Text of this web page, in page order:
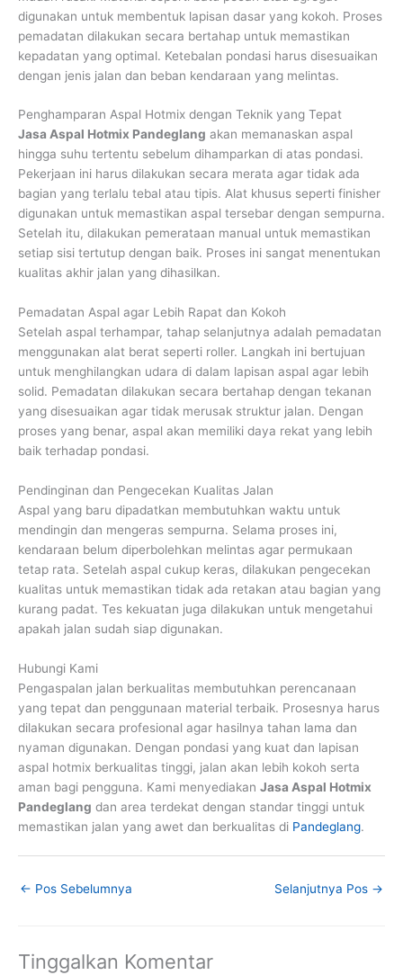
digunakan untuk membentuk lapisan dasar yang kokoh. Proses
pemadatan dilakukan secara bertahap untuk memastikan
kepadatan yang optimal. Ketebalan pondasi harus disesuaikan
dengan jenis jalan dan beban kendaraan yang melintas.
Penghamparan Aspal Hotmix dengan Teknik yang Tepat
Jasa Aspal Hotmix Pandeglang akan memanaskan aspal
hingga suhu tertentu sebelum dihamparkan di atas pondasi.
Pekerjaan ini harus dilakukan secara merata agar tidak ada
bagian yang terlalu tebal atau tipis. Alat khusus seperti finisher
digunakan untuk memastikan aspal tersebar dengan sempurna.
Setelah itu, dilakukan pemerataan manual untuk memastikan
setiap sisi tertutup dengan baik. Proses ini sangat menentukan
kualitas akhir jalan yang dihasilkan.
Pemadatan Aspal agar Lebih Rapat dan Kokoh
Setelah aspal terhampar, tahap selanjutnya adalah pemadatan
menggunakan alat berat seperti roller. Langkah ini bertujuan
untuk menghilangkan udara di dalam lapisan aspal agar lebih
solid. Pemadatan dilakukan secara bertahap dengan tekanan
yang disesuaikan agar tidak merusak struktur jalan. Dengan
proses yang benar, aspal akan memiliki daya rekat yang lebih
baik terhadap pondasi.
Pendinginan dan Pengecekan Kualitas Jalan
Aspal yang baru dipadatkan membutuhkan waktu untuk
mendingin dan mengeras sempurna. Selama proses ini,
kendaraan belum diperbolehkan melintas agar permukaan
tetap rata. Setelah aspal cukup keras, dilakukan pengecekan
kualitas untuk memastikan tidak ada retakan atau bagian yang
kurang padat. Tes kekuatan juga dilakukan untuk mengetahui
apakah jalan sudah siap digunakan.
Hubungi Kami
Pengaspalan jalan berkualitas membutuhkan perencanaan
yang tepat dan penggunaan material terbaik. Prosesnya harus
dilakukan secara profesional agar hasilnya tahan lama dan
nyaman digunakan. Dengan pondasi yang kuat dan lapisan
aspal hotmix berkualitas tinggi, jalan akan lebih kokoh serta
aman bagi pengguna. Kami menyediakan Jasa Aspal Hotmix
Pandeglang dan area terdekat dengan standar tinggi untuk
memastikan jalan yang awet dan berkualitas di Pandeglang.
← Pos Sebelumnya Selanjutnya Pos →
Tinggalkan Komentar